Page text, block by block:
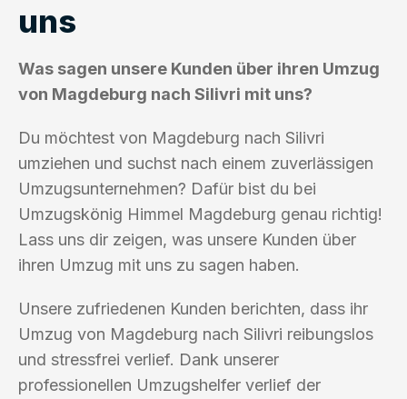
uns
Was sagen unsere Kunden über ihren Umzug
von Magdeburg nach Silivri mit uns?
Du möchtest von Magdeburg nach Silivri
umziehen und suchst nach einem zuverlässigen
Umzugsunternehmen? Dafür bist du bei
Umzugskönig Himmel Magdeburg genau richtig!
Lass uns dir zeigen, was unsere Kunden über
ihren Umzug mit uns zu sagen haben.
Unsere zufriedenen Kunden berichten, dass ihr
Umzug von Magdeburg nach Silivri reibungslos
und stressfrei verlief. Dank unserer
professionellen Umzugshelfer verlief der